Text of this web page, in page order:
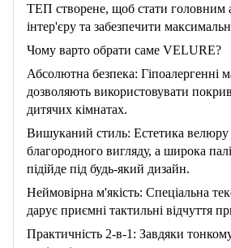
ТЕП створене, щоб стати головним
інтер'єру та забезпечити
Чому варто обрати саме VELURE?
Абсолютна безпека: Гіпоалергенні
дозволяють використовувати
дитячих кімнатах.
Вишуканий стиль: Естетика велюру
благородного вигляду, а широка
підійде під будь-який дизайн.
Неймовірна м'якість: Спеціальна
дарує приємні тактильні відчуття
Практичність 2-в-1: Завдяки